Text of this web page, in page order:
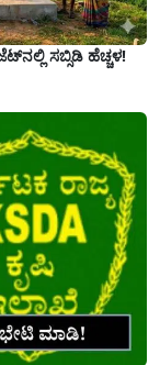
ಸಬ್ಸಿಡಿ ಹೆಚ್ಚಳ!